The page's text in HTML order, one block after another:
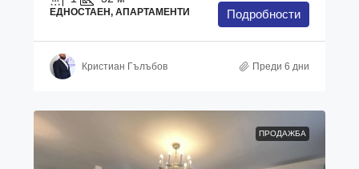
ЕДНОСТАЕН, АПАРТАМЕНТИ Подробности
Кристиан Гълъбов Преди 6 дни
ПРОДАЖБА